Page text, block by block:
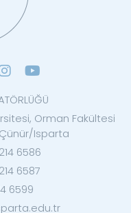
Orman Fakültesi
Isparta
6586
6587
6599